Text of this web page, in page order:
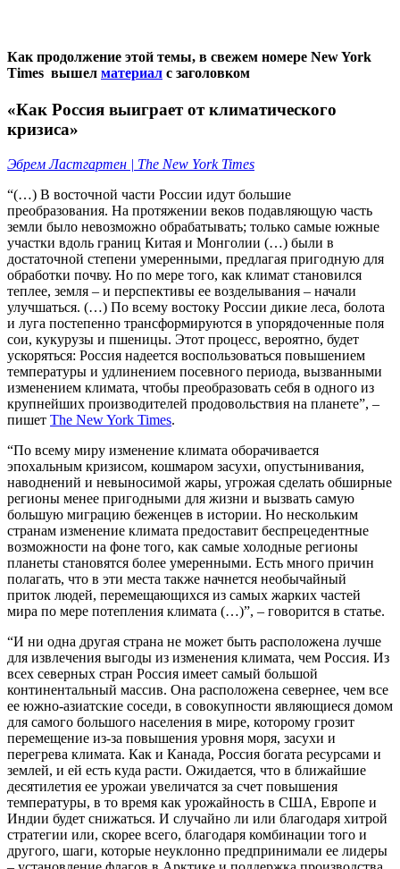
Как продолжение этой темы, в свежем номере New York
Times вышел материал с заголовком
«Как Россия выиграет от климатического
кризиса»
Эбрем Ластгартен | The New York Times
“(…) В восточной части России идут большие
преобразования. На протяжении веков подавляющую часть
земли было невозможно обрабатывать; только самые южные
участки вдоль границ Китая и Монголии (…) были в
достаточной степени умеренными, предлагая пригодную для
обработки почву. Но по мере того, как климат становился
теплее, земля – и перспективы ее возделывания – начали
улучшаться. (…) По всему востоку России дикие леса, болота
и луга постепенно трансформируются в упорядоченные поля
сои, кукурузы и пшеницы. Этот процесс, вероятно, будет
ускоряться: Россия надеется воспользоваться повышением
температуры и удлинением посевного периода, вызванными
изменением климата, чтобы преобразовать себя в одного из
крупнейших производителей продовольствия на планете”, –
пишет The New York Times.
“По всему миру изменение климата оборачивается
эпохальным кризисом, кошмаром засухи, опустынивания,
наводнений и невыносимой жары, угрожая сделать обширные
регионы менее пригодными для жизни и вызвать самую
большую миграцию беженцев в истории. Но нескольким
странам изменение климата предоставит беспрецедентные
возможности на фоне того, как самые холодные регионы
планеты становятся более умеренными. Есть много причин
полагать, что в эти места также начнется необычайный
приток людей, перемещающихся из самых жарких частей
мира по мере потепления климата (…)”, – говорится в статье.
“И ни одна другая страна не может быть расположена лучше
для извлечения выгоды из изменения климата, чем Россия. Из
всех северных стран Россия имеет самый большой
континентальный массив. Она расположена севернее, чем все
ее южно-азиатские соседи, в совокупности являющиеся домом
для самого большого населения в мире, которому грозит
перемещение из-за повышения уровня моря, засухи и
перегрева климата. Как и Канада, Россия богата ресурсами и
землей, и ей есть куда расти. Ожидается, что в ближайшие
десятилетия ее урожаи увеличатся за счет повышения
температуры, в то время как урожайность в США, Европе и
Индии будет снижаться. И случайно ли или благодаря хитрой
стратегии или, скорее всего, благодаря комбинации того и
другого, шаги, которые неуклонно предпринимали ее лидеры